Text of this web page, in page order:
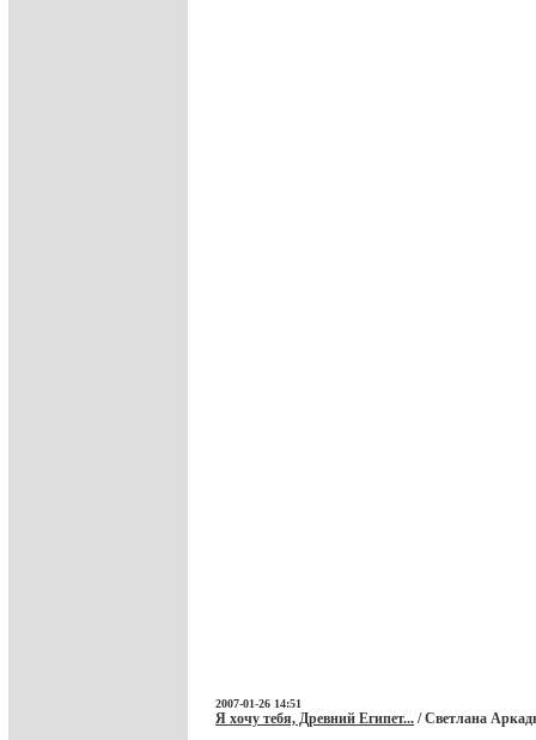
2007-01-26 14:51
Я хочу тебя, Древний Египет... / Светлана